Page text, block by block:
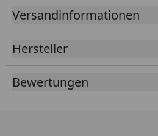
wichtiger Faktor für die
Antriebseinheit. RK steht
Jahrzehnten Erstausrüster
Hersteller. Ideal als
Kettensatz-Wechsels oder zur
Versandinformationen
Hersteller
Bewertungen